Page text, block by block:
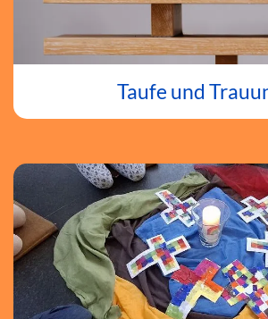
Taufe und